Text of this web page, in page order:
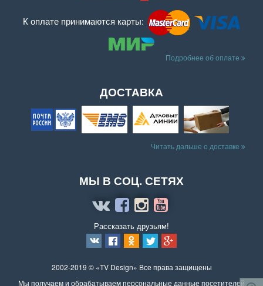
К оплате принимаются карты:
Подробнее об оплате
ДОСТАВКА
Читать дальше о доставке
МЫ В СОЦ. СЕТЯХ
Рассказать друзьям!
2002-2019 © «TV Design» Все права защищены
Мы получаем и обрабатываем персональные данные посетителей